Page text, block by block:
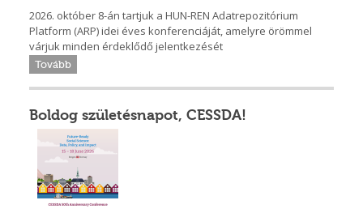
2026. október 8-án tartjuk a HUN-REN Adatrepozitórium
Platform (ARP) idei éves konferenciáját, amelyre örömmel
várjuk minden érdeklődő jelentkezését
Tovább
Boldog születésnapot, CESSDA!